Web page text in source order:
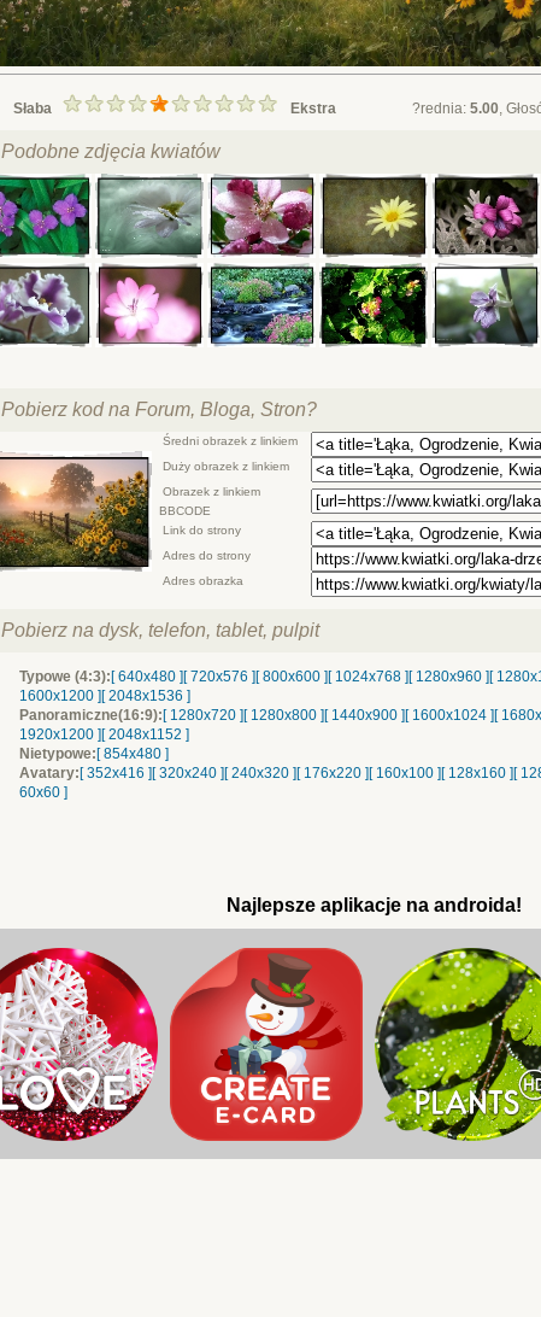
Słaba Ekstra ?rednia: 5.00,
Podobne zdjęcia kwiatów
Pobierz kod na Forum, Bloga, Stron?
Średni obrazek z linkiem
Duży obrazek z linkiem
Obrazek z linkiem
BBCODE
Link do strony
Adres do strony
Adres obrazka
Pobierz na dysk, telefon, tablet, pulpit
Typowe (4:3):[ 640x480 ][ 720x576 ][ 800x600 ][ 1024x768 ][ 1280x960 ][
1600x1200 ][ 2048x1536 ]
Panoramiczne(16:9):[ 1280x720 ][ 1280x800 ][ 1440x900 ][ 1600x1024 ][
1920x1200 ][ 2048x1152 ]
Nietypowe:[ 854x480 ]
Avatary:[ 352x416 ][ 320x240 ][ 240x320 ][ 176x220 ][ 160x100 ][ 128x160 ][
60x60 ]
Najlepsze aplikacje na androida!